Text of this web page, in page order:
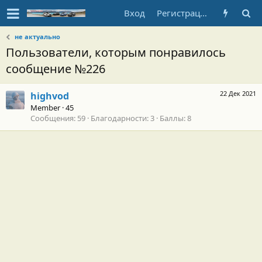
Вход Регистрация
не актуально
Пользователи, которым понравилось
сообщение №226
22 Дек 2021
highvod
Member ·45
Сообщения 59 Благодарности 3 Баллы 8